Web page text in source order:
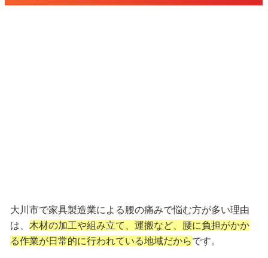
大川市で家具製造業による腰の痛みで悩む方が多い理由
は、 木材の加工や組み立て、運搬など、腰に負担がかか
る作業が日常的に行われている地域だからです。